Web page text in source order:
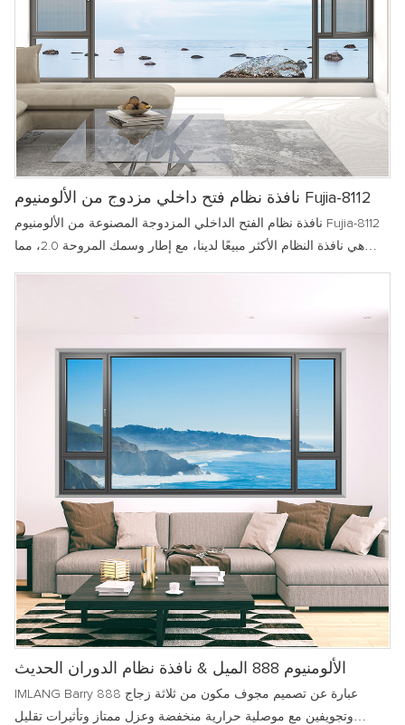
نافذة نظام فتح داخلي مزدوج من الألومنيوم Fujia-8112
نافذة نظام الفتح الداخلي المزدوجة المصنوعة من الألومنيوم Fujia-8112
هي نافذة النظام الأكثر مبيعًا لدينا، مع إطار وسمك المروحة 2.0، مما
الألومنيوم 888 الميل & نافذة نظام الدوران الحديث
IMLANG Barry 888 عبارة عن تصميم مجوف مكون من ثلاثة زجاج
وتجويفين مع موصلية حرارية منخفضة وعزل ممتاز وتأثيرات تقليل